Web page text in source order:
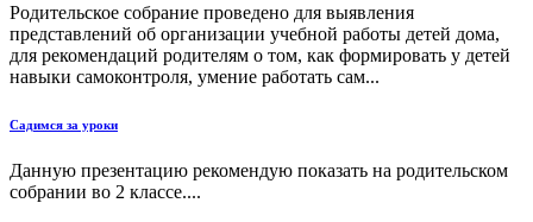
Родительское собрание проведено для выявления
представлений об организации учебной работы детей дома,
для рекомендаций родителям о том, как формировать у детей
навыки самоконтроля, умение работать сам...
Садимся за уроки
Данную презентацию рекомендую показать на родительском
собрании во 2 классе....